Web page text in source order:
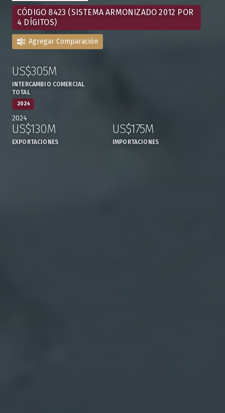
CÓDIGO 8423 (SISTEMA ARMONIZADO 2012 POR
4 DÍGITOS)
Agregar Comparación
2024
:US$305M
INTERCAMBIO COMERCIAL
TOTAL
2024
US$130M
EXPORTACIONES
US$175M
IMPORTACIONES